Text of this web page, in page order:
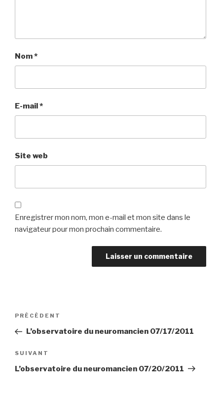
Nom*
E-mail*
Site web
Enregistrer mon nom, mon e-mail et mon site dans le
navigateur pour mon prochain commentaire.
Navigation
l’article
Article
précédent
PRÉCÉDENT
L’observatoire du neuromancien 07/17/2011
Article
suivant
SUIVANT
L’observatoire du neuromancien 07/20/2011